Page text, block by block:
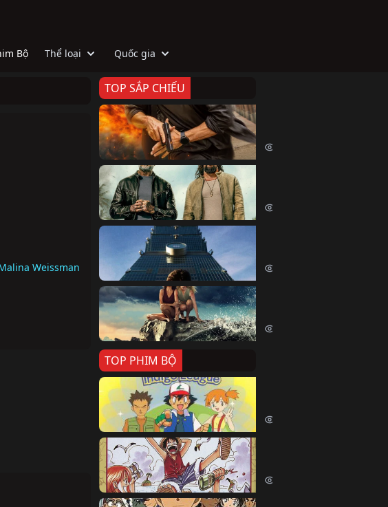
Bộ Thể loại Quốc gia
Weissman
TOP SẮP CHIẾU
TOP PHIM BỘ